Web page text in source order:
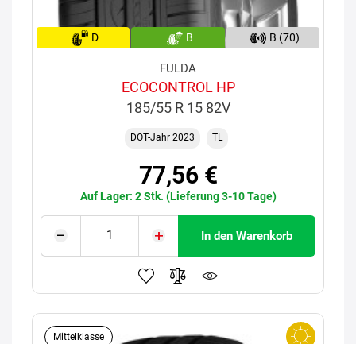
D B B (70)
FULDA
ECOCONTROL HP
185/55 R 15 82V
DOT-Jahr 2023 TL
77,56 €
Auf Lager: 2 Stk. (Lieferung 3-10 Tage)
In den Warenkorb
Mittelklasse